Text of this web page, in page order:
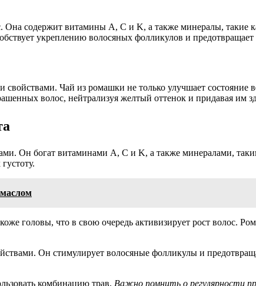
содержит витамины A, C и K, а также минералы, такие
укреплению волосяных фолликулов и
Чай из ромашки не только улучшает состояние
волос, нейтрализуя желтый оттенок и придавая им
Он богат витаминами A, C и K, а также минералами,
головы, что в свою очередь активизирует рост волос.
Он стимулирует волосяные фолликулы и
комбинацию трав. Важно помнить о регулярности